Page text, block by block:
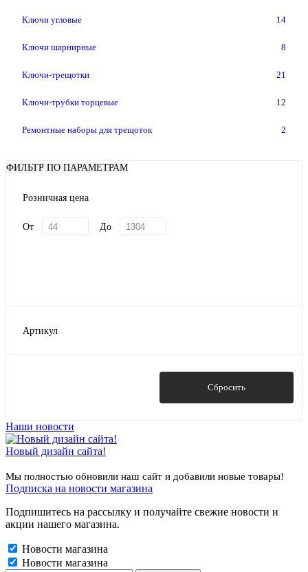
Ключи угловые 14
Ключи шарнирные 8
Ключи-трещотки 21
Ключи-трубки торцевые 12
Ремонтные наборы для трещоток 2
ФИЛЬТР ПО ПАРАМЕТРАМ
Розничная цена
От До
Артикул
14305
Показать ещё 34
Сбросить
Наши новости
Новый дизайн сайта!
Мы полностью обновили наш сайт и добавили новые товары!
Подписка на новости магазина
Подпишитесь на рассылку и получайте свежие новости и
акции нашего магазина.
Новости магазина
Новости магазина